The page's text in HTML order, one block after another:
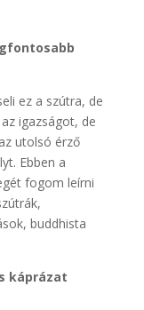
ez a szútra, de
igazságot, de
utolsó érző
Ebben a
fogom leírni
buddhista
káprázat